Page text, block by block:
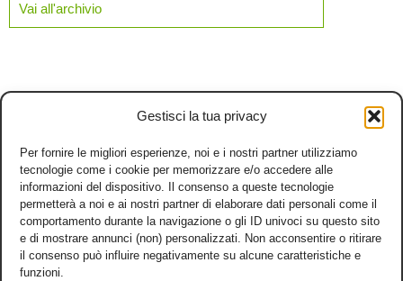
Gestisci la tua privacy
Per fornire le migliori esperienze, noi e i nostri partner utilizziamo
tecnologie come i cookie per memorizzare e/o accedere alle
informazioni del dispositivo. Il consenso a queste tecnologie
permetterà a noi e ai nostri partner di elaborare dati personali come il
comportamento durante la navigazione o gli ID univoci su questo sito
e di mostrare annunci (non) personalizzati. Non acconsentire o ritirare
il consenso può influire negativamente su alcune caratteristiche e
funzioni.
Vai all'archivio